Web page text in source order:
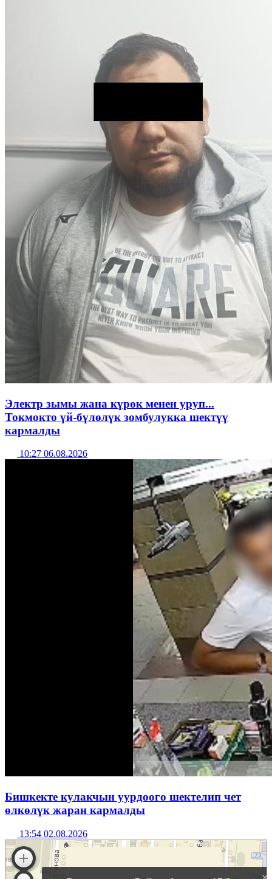
Электр зымы жана күрөк менен уруп...
Токмокто үй-бүлөлүк зомбулукка шектүү
кармалды
10:27 06.08.2026
Бишкекте кулакчын уурдоого шектелип чет
өлкөлүк жаран кармалды
13:54 02.08.2026